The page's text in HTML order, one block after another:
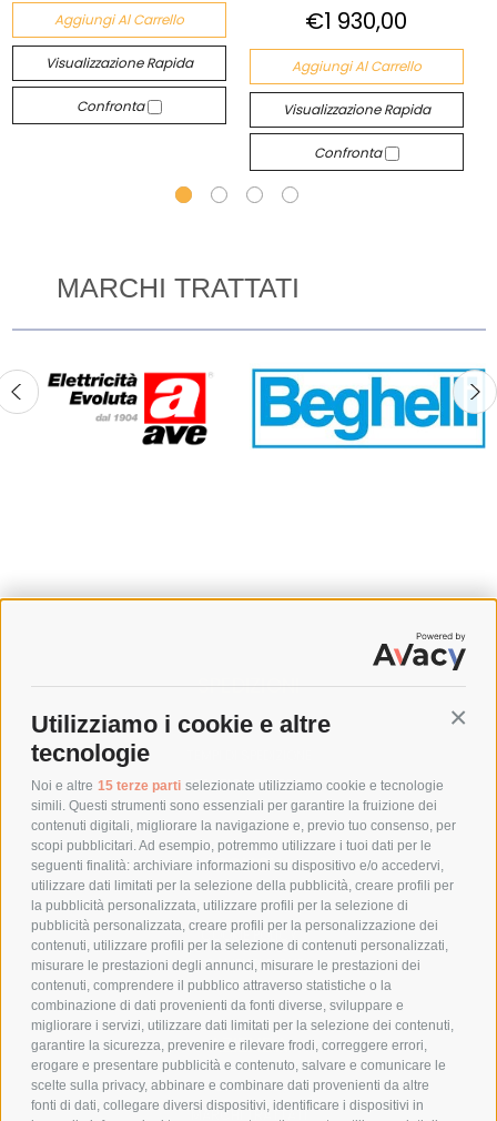
Utilizziamo i cookie e altre
tecnologie
Noi e altre 15 terze parti selezionate utilizziamo cookie e tecnologie
simili. Questi strumenti sono essenziali per garantire la fruizione dei
contenuti digitali, migliorare la navigazione e, previo tuo consenso, per
scopi pubblicitari. Ad esempio, potremmo utilizzare i tuoi dati per le
seguenti finalità: archiviare informazioni su dispositivo e/o accedervi,
utilizzare dati limitati per la selezione della pubblicità, creare profili per
la pubblicità personalizzata, utilizzare profili per la selezione di
pubblicità personalizzata, creare profili per la personalizzazione dei
contenuti, utilizzare profili per la selezione di contenuti personalizzati,
misurare le prestazioni degli annunci, misurare le prestazioni dei
contenuti, comprendere il pubblico attraverso statistiche o la
combinazione di dati provenienti da fonti diverse, sviluppare e
migliorare i servizi, utilizzare dati limitati per la selezione dei contenuti,
garantire la sicurezza, prevenire e rilevare frodi, correggere errori,
erogare e presentare pubblicità e contenuto, salvare e comunicare le
scelte sulla privacy, abbinare e combinare dati provenienti da altre
fonti di dati, collegare diversi dispositivi, identificare i dispositivi in
Aggiungi Al Carrello
Visualizzazione Rapida
Confronta
€1 930,00
Aggiungi Al Carrello
Visualizzazione Rapida
Confronta
MARCHI TRATTATI
SPEDIZIONI
COSTI DI SPEDIZIONE
POLITICA DI RESO
POLICY
PRIVACY POLICY
COOKIE POLICY
PAGAMENTI SICURI
AZIENDA
CHI SIAMO
MARCHI TRATTATI